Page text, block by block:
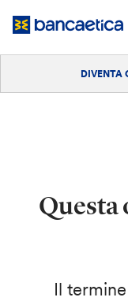
DIVENTA
Questa
Il